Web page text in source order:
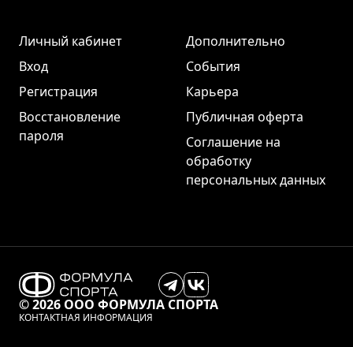
Личный кабинет
Вход
Регистрация
Восстановление
пароля
Дополнительно
События
Карьера
Публичная оферта
Соглашение на
обработку
персональных данных
© 2026 ООО ФОРМУЛА СПОРТА
КОНТАКТНАЯ ИНФОРМАЦИЯ